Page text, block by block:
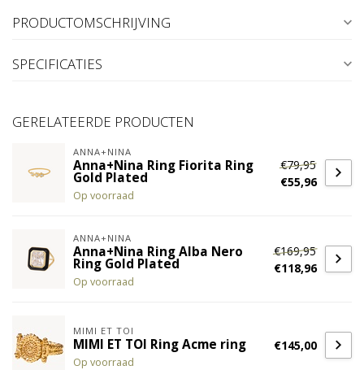
PRODUCTOMSCHRIJVING
SPECIFICATIES
GERELATEERDE PRODUCTEN
ANNA+NINA
Anna+Nina Ring Fiorita Ring
Gold Plated
Op voorraad
€79,95
€55,96
ANNA+NINA
Anna+Nina Ring Alba Nero
Ring Gold Plated
Op voorraad
€169,95
€118,96
MIMI ET TOI
MIMI ET TOI Ring Acme ring
Op voorraad
€145,00